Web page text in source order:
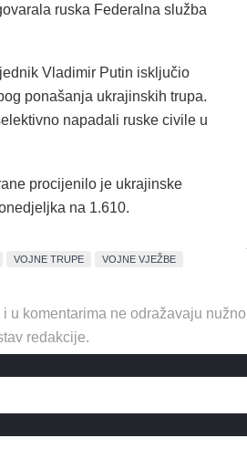
ruska Federalna služba
Vladimir Putin isključio
ponašanja ukrajinskih trupa.
napadali ruske civile u
procijenilo je ukrajinske
na 1.610.
VOJNE TRUPE VOJNE VJEŽBE
u komentarima ne odražavaju nužno
redakcije.